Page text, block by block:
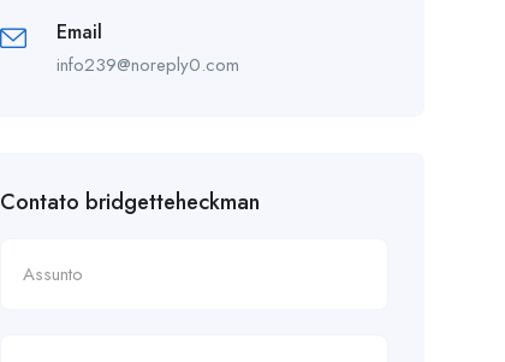
Email
info239@noreply0.com
Contato bridgetteheckman